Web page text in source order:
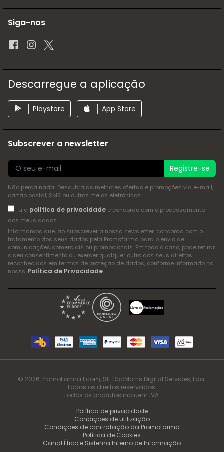
Siga-nos
Descarregue a aplicação
Playstore App Store
Subscrever a newsletter
Registre-se
Não perca nada! Descubra as melhores ofertas e promoções via e-mail,
cartão postal, SMS ou outros meios eletrónicos
Li a política de privacidadee concordo com o processamento
dos meus dados
Informamos que, ao subscrever a nossa newsletter, concorda com o
tratamento dos seus dados pela Promofarma para o envio de
comunicações comerciais ou promocionais. Em todo o caso, pode retirar
o seu consentimento ou exercer qualquer outro dos seus direitos
reconhecidos em termos de proteção de dados, conforme informado na
nossa Política de Privacidade.
© 2026 PromoFarma Ecom, SL. DocMorris Digital Services, Lda.
Todos os direitos reservados.
Todos os produtos incluem IVA.
Política de privacidade
Condições de utilização
Condições de contratação da Promofarma
Política de Cookies
Canal Ético e Sistema Interno de Informação